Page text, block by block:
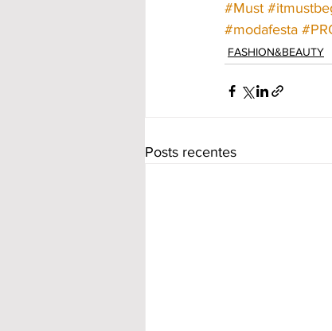
#Must
#modafesta
FASHION&BEAUTY
Posts recentes